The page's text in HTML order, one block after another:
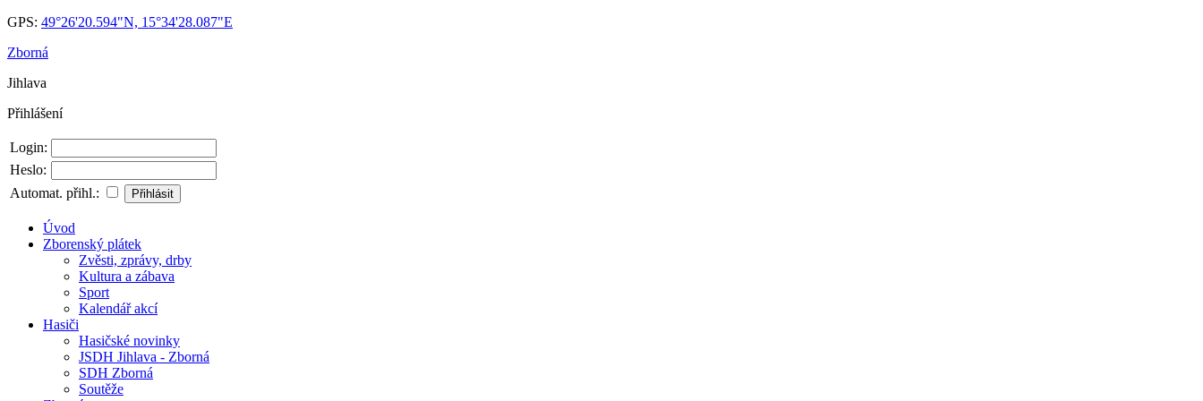
GPS: 49°26'20.594"N, 15°34'28.087"E
Zborná
Jihlava
Přihlášení
Login:
Heslo:
Automat. přihl.:
Úvod
Zborenský plátek
Zvěsti, zprávy, drby
Kultura a zábava
Sport
Kalendář akcí
Hasiči
Hasičské novinky
JSDH Jihlava - Zborná
SDH Zborná
Soutěže